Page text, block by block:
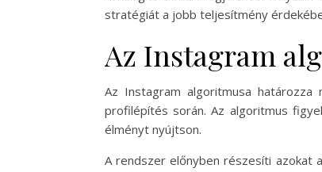
stratégiát a jobb teljesítmény
Az Instagram
Az Instagram algoritmusa
profilépítés során. Az algoritmus
élményt nyújtson.
A rendszer előnyben részesíti azokat